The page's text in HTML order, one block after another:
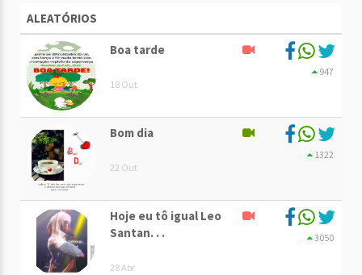
ALEATÓRIOS
Boa tarde
18 Out
947
Bom dia
22 Out
1322
Hoje eu tô igual Leo
Santan. . .
28 Abr
3050